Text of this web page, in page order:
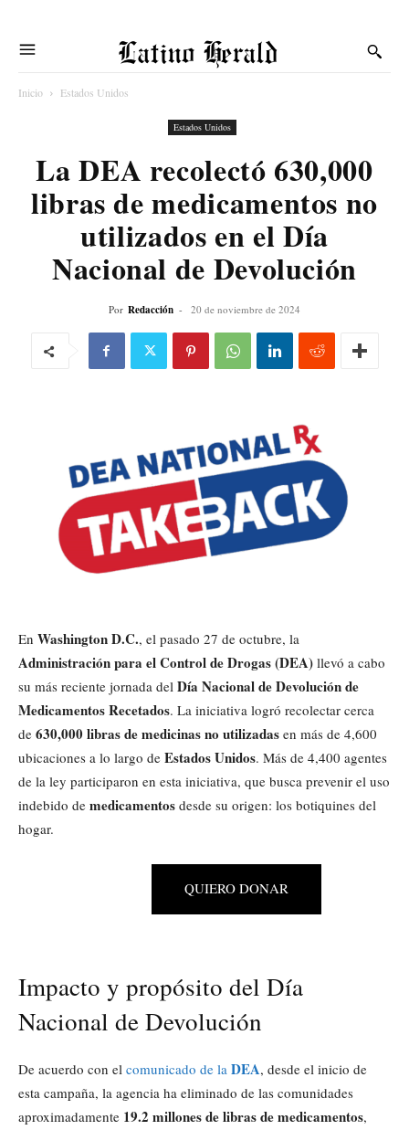
Latino Herald
Inicio Estados Unidos
Estados Unidos
La DEA recolectó 630,000
libras de medicamentos no
utilizados en el Día
Nacional de Devolución
Por Redacción - 20 de noviembre de 2024
En Washington D.C., el pasado 27 de octubre, la
Administración para el Control de Drogas (DEA) llevó a cabo
su más reciente jornada del Día Nacional de Devolución de
Medicamentos Recetados. La iniciativa logró recolectar cerca
de 630,000 libras de medicinas no utilizadas en más de 4,600
ubicaciones a lo largo de Estados Unidos. Más de 4,400 agentes
de la ley participaron en esta iniciativa, que busca prevenir el uso
indebido de medicamentos desde su origen: los botiquines del
hogar.
QUIERO DONAR
Impacto y propósito del Día
Nacional de Devolución
De acuerdo con el comunicado de la DEA, desde el inicio de
esta campaña, la agencia ha eliminado de las comunidades
aproximadamente 19.2 millones de libras de medicamentos,